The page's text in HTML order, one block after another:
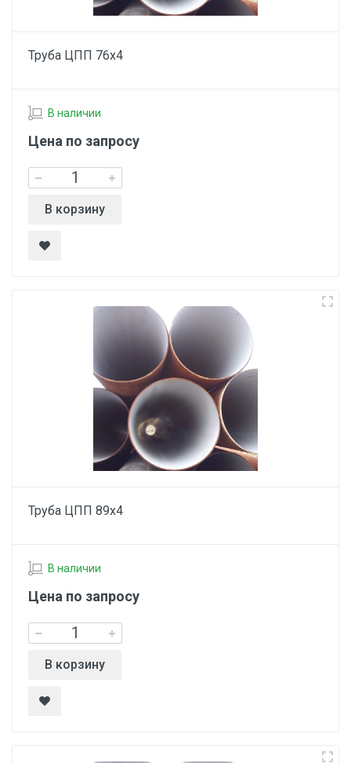
Труба ЦПП 76х4
В наличии
Цена по запросу
В корзину
Труба ЦПП 89х4
В наличии
Цена по запросу
В корзину